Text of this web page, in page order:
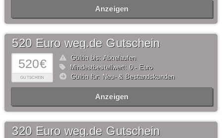
Anzeigen
520€
GUTSCHEIN
520 Euro weg.de Gutschein
Gültig bis: Abgelaufen
Mindestbestellwert: 0,- Euro
Gültig für: Neu- & Bestandskunden
Anzeigen
320 Euro weg.de Gutschein